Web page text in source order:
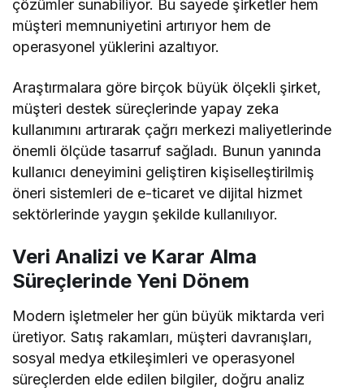
çözümler sunabiliyor. Bu sayede şirketler hem
müşteri memnuniyetini artırıyor hem de
operasyonel yüklerini azaltıyor.
Araştırmalara göre birçok büyük ölçekli şirket,
müşteri destek süreçlerinde yapay zeka
kullanımını artırarak çağrı merkezi maliyetlerinde
önemli ölçüde tasarruf sağladı. Bunun yanında
kullanıcı deneyimini geliştiren kişiselleştirilmiş
öneri sistemleri de e-ticaret ve dijital hizmet
sektörlerinde yaygın şekilde kullanılıyor.
Veri Analizi ve Karar Alma
Süreçlerinde Yeni Dönem
Modern işletmeler her gün büyük miktarda veri
üretiyor. Satış rakamları, müşteri davranışları,
sosyal medya etkileşimleri ve operasyonel
süreçlerden elde edilen bilgiler, doğru analiz